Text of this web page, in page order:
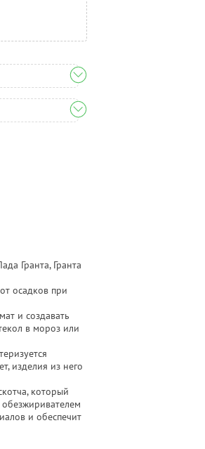
Гранта, Гранта
осадков при
и создавать
в мороз или
изделия из него
который
и обеспечит